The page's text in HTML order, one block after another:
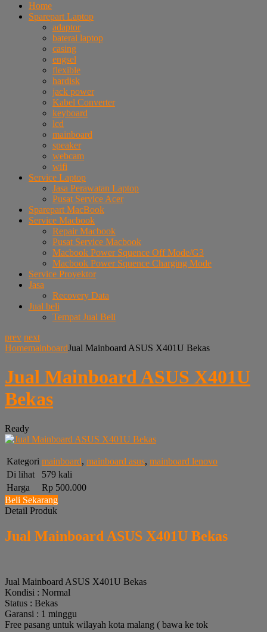
Home
Sparepart Laptop
adaptor
baterai laptop
casing
engsel
flexible
hardisk
jack power
Kabel Converter
keyboard
lcd
mainboard
speaker
webcam
wifi
Service Laptop
Jasa Perawatan Laptop
Pusat Service Acer
Sparepart MacBook
Service Macbook
Repair Macbook
Pusat Service Macbook
Macbook Power Squence Off Mode/G3
Macbook Power Squence Charging Mode
Service Proyektor
Jasa
Recovery Data
Jual beli
Tempat Jual Beli
prev next
HomemainboardJual Mainboard ASUS X401U Bekas
Jual Mainboard ASUS X401U
Bekas
Ready
Kategori mainboard, mainboard asus, mainboard lenovo
Di lihat
579 kali
Harga
Rp 500.000
Beli Sekarang
Detail Produk
Jual Mainboard ASUS X401U Bekas
Jual Mainboard ASUS X401U Bekas
Kondisi : Normal
Status : Bekas
Garansi : 1 minggu
Free pasang untuk wilayah kota malang ( bawa ke tok